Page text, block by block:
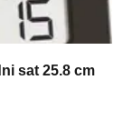
sat 25.8 cm